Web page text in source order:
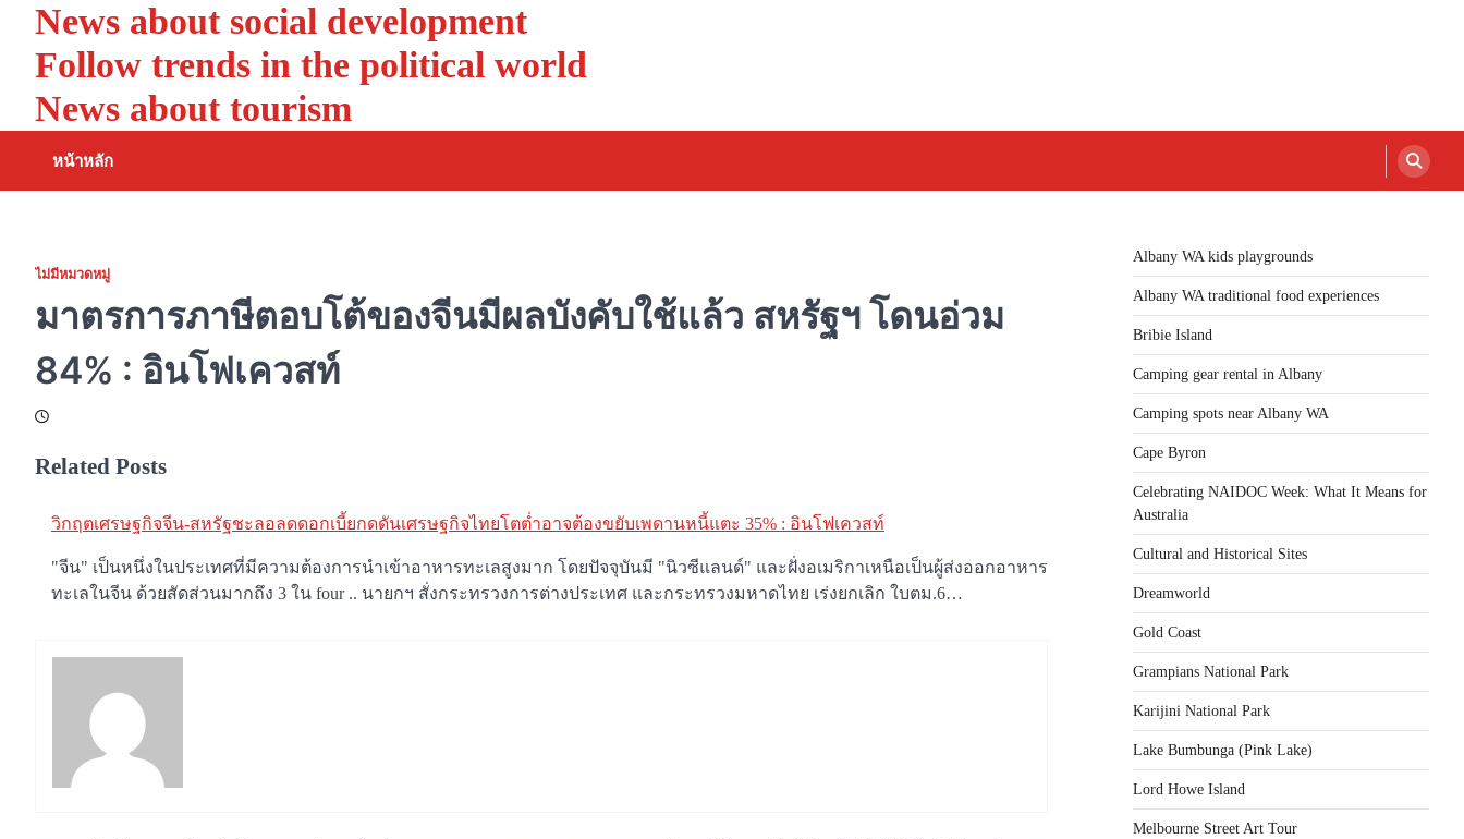
content
News about social development
Follow trends in the political world
News about tourism
หน้าหลัก
ไม่มีหมวดหมู่
มาตรการภาษีตอบโต้ของจีนมีผลบังคับใช้แล้ว สหรัฐฯ โดนอ่วม
84% : อินโฟเควสท์
Related Posts
วิกฤตเศรษฐกิจจีน-สหรัฐชะลอลดดอกเบี้ยกดดันเศรษฐกิจไทยโตต่ำอาจต้องขยับเพดานหนี้แตะ 35% : อินโฟเควสท์
"จีน" เป็นหนึ่งในประเทศที่มีความต้องการนำเข้าอาหารทะเลสูงมาก โดยปัจจุบันมี "นิวซีแลนด์" และฝั่งอเมริกาเหนือเป็นผู้ส่งออกอาหาร
ทะเลในจีน ด้วยสัดส่วนมากถึง 3 ใน four .. นายกฯ สั่งกระทรวงการต่างประเทศ และกระทรวงมหาดไทย เร่งยกเลิก ใบตม.6…
Albany WA kids playgrounds
Albany WA traditional food experiences
Bribie Island
Camping gear rental in Albany
Camping spots near Albany WA
Cape Byron
Celebrating NAIDOC Week: What It Means for
Australia
Cultural and Historical Sites
Dreamworld
Gold Coast
Grampians National Park
Karijini National Park
Lake Bumbunga (Pink Lake)
Lord Howe Island
Melbourne Street Art Tour